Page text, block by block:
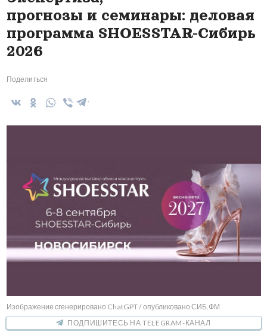
прогнозы и семинары: деловая
программа SHOESSTAR-Сибирь
2026
Поделиться
Изображение сгенерировано ChatGPT / опубликовано СИБ.ФМ
ПОДПИШИТЕСЬ НА TELEGRAM-КАНАЛ